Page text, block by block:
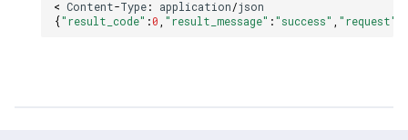
< Content-Type: application/json
{"result_code" :0, "result_message" :"success" , "request"